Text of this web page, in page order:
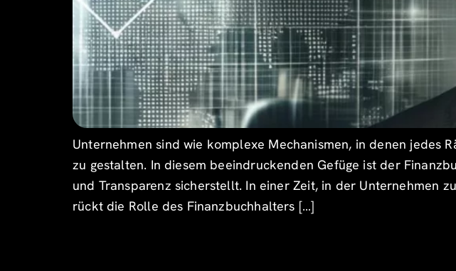
Unternehmen sind wie komplexe Mechanismen, in denen jedes
zu gestalten. In diesem beeindruckenden Gefüge ist der
und Transparenz sicherstellt. In einer Zeit, in der Unternehmen
rückt die Rolle des Finanzbuchhalters […]